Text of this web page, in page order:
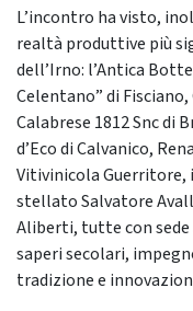
L’incontro ha visto,
realtà produttive più
dell’Irno: l’Antica
Celentano” di
Calabrese 1812 Snc di
d’Eco di Calvanico,
Vitivinicola
stellato Salvatore
Aliberti, tutte con sede
saperi secolari,
tradizione e